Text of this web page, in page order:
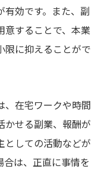
有効です。また、副
意することで、本業
限に抑えることがで
、在宅ワークや時間
かせる副業、報酬が
としての活動などが
は、正直に事情を